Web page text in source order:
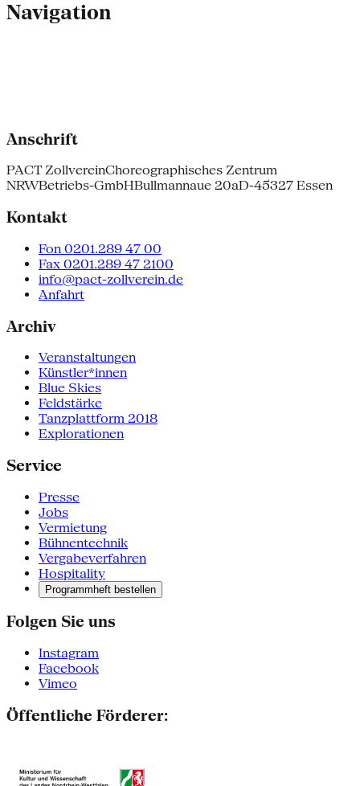
Navigation
Anschrift
PACT ZollvereinChoreographisches Zentrum
NRWBetriebs-GmbHBullmannaue 20aD-45327 Essen
Kontakt
Fon 0201.289 47 00
Fax 0201.289 47 2100
info@pact-zollverein.de
Anfahrt
Archiv
Veranstaltungen
Künstler*innen
Blue Skies
Feldstärke
Tanzplattform 2018
Explorationen
Service
Presse
Jobs
Vermietung
Bühnentechnik
Vergabeverfahren
Hospitality
Programmheft bestellen
Folgen Sie uns
Instagram
Facebook
Vimeo
Öffentliche Förderer: